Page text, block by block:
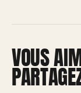
VOUS